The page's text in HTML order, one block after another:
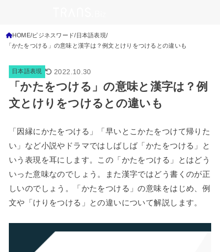
HOME ビジネスワード 日本語表現
「かたをつける」の意味と漢字は？例文とけりをつけるとの違いも
日本語表現 2022.10.30
「かたをつける」の意味と漢字は？例
文とけりをつけるとの違いも
「因縁にかたをつける」「早いとこかたをつけて帰りた
い」など小説やドラマではしばしば「かたをつける」と
いう表現を耳にします。この「かたをつける」とはどう
いった意味なのでしょう。また漢字ではどう書くのが正
しいのでしょう。「かたをつける」の意味をはじめ、例
文や「けりをつける」との違いについて解説します。